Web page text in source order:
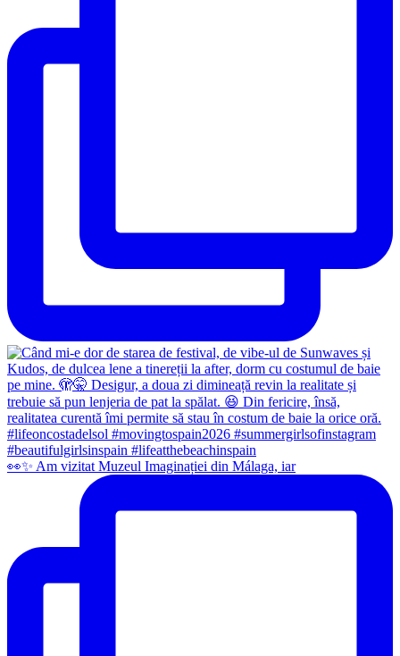
👀✨️ Am vizitat Muzeul Imaginației din Málaga, iar